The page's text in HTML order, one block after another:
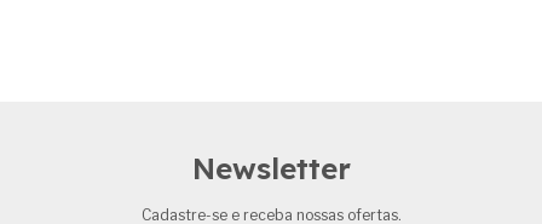
Newsletter
Cadastre-se e receba nossas ofertas.